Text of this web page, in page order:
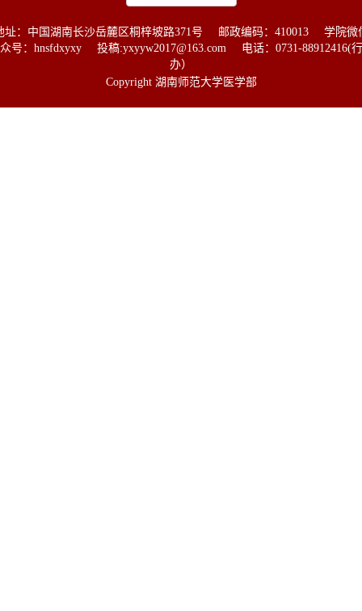
址：中国湖南长沙岳麓区桐梓坡路371号 邮政编码：410013
学院微
号：hnsfdxyxy
投稿:yxyyw2017@163.com
电话：0731-88912416(
办）
Copyright 湖南师范大学医学部